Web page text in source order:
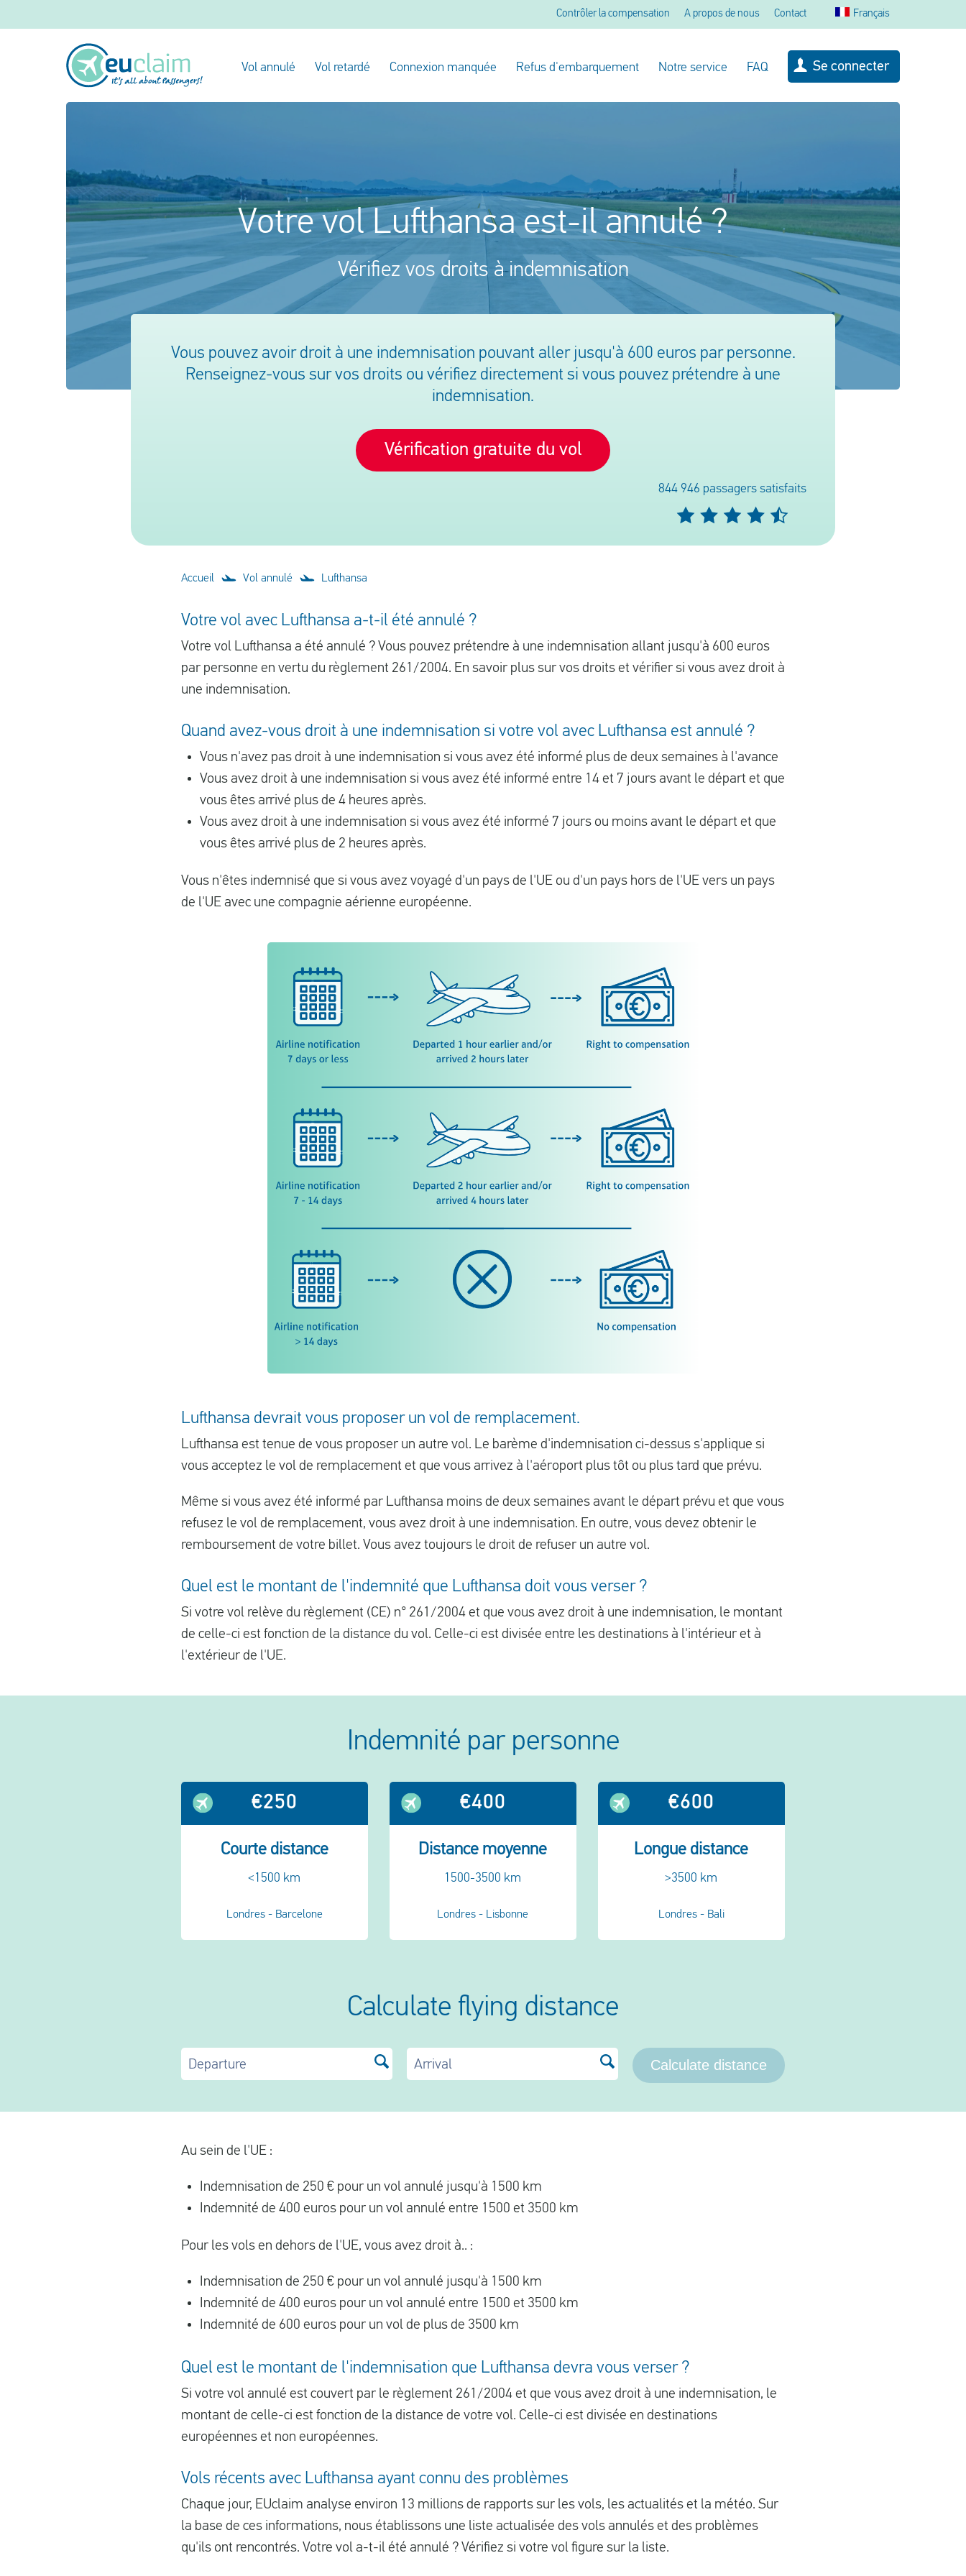
Contrôler la compensation A propos de nous Contact Français
Vol annulé Vol retardé Connexion manquée Refus d'embarquement Notre service FAQ Se connecter
Votre vol Lufthansa est-il annulé ?
Vérifiez vos droits à indemnisation
Vous pouvez avoir droit à une indemnisation pouvant aller jusqu'à 600 euros par personne.
Renseignez-vous sur vos droits ou vérifiez directement si vous pouvez prétendre à une
indemnisation.
Vérification gratuite du vol
844 946 passagers satisfaits
Accueil Vol annulé Lufthansa
Votre vol avec Lufthansa a-t-il été annulé ?
Votre vol Lufthansa a été annulé ? Vous pouvez prétendre à une indemnisation allant jusqu'à 600 euros
par personne en vertu du règlement 261/2004. En savoir plus sur vos droits et vérifier si vous avez droit à
une indemnisation.
Quand avez-vous droit à une indemnisation si votre vol avec Lufthansa est annulé ?
Vous n'avez pas droit à une indemnisation si vous avez été informé plus de deux semaines à l'avance
Vous avez droit à une indemnisation si vous avez été informé entre 14 et 7 jours avant le départ et que
vous êtes arrivé plus de 4 heures après.
Vous avez droit à une indemnisation si vous avez été informé 7 jours ou moins avant le départ et que
vous êtes arrivé plus de 2 heures après.
Vous n'êtes indemnisé que si vous avez voyagé d'un pays de l'UE ou d'un pays hors de l'UE vers un pays
de l'UE avec une compagnie aérienne européenne.
Lufthansa devrait vous proposer un vol de remplacement.
Lufthansa est tenue de vous proposer un autre vol. Le barème d'indemnisation ci-dessus s'applique si
vous acceptez le vol de remplacement et que vous arrivez à l'aéroport plus tôt ou plus tard que prévu.
Même si vous avez été informé par Lufthansa moins de deux semaines avant le départ prévu et que vous
refusez le vol de remplacement, vous avez droit à une indemnisation. En outre, vous devez obtenir le
remboursement de votre billet. Vous avez toujours le droit de refuser un autre vol.
Quel est le montant de l'indemnité que Lufthansa doit vous verser ?
Si votre vol relève du règlement (CE) n° 261/2004 et que vous avez droit à une indemnisation, le montant
de celle-ci est fonction de la distance du vol. Celle-ci est divisée entre les destinations à l'intérieur et à
l'extérieur de l'UE.
Indemnité par personne
€250
Courte distance
<1500 km
Londres - Barcelone
€400
Distance moyenne
1500-3500 km
Londres - Lisbonne
€600
Longue distance
>3500 km
Londres - Bali
Calculate flying distance
Departure Arrival Calculate distance
Au sein de l'UE :
Indemnisation de 250 € pour un vol annulé jusqu'à 1500 km
Indemnité de 400 euros pour un vol annulé entre 1500 et 3500 km
Pour les vols en dehors de l'UE, vous avez droit à.. :
Indemnisation de 250 € pour un vol annulé jusqu'à 1500 km
Indemnité de 400 euros pour un vol annulé entre 1500 et 3500 km
Indemnité de 600 euros pour un vol de plus de 3500 km
Quel est le montant de l'indemnisation que Lufthansa devra vous verser ?
Si votre vol annulé est couvert par le règlement 261/2004 et que vous avez droit à une indemnisation, le
montant de celle-ci est fonction de la distance de votre vol. Celle-ci est divisée en destinations
européennes et non européennes.
Vols récents avec Lufthansa ayant connu des problèmes
Chaque jour, EUclaim analyse environ 13 millions de rapports sur les vols, les actualités et la météo. Sur
la base de ces informations, nous établissons une liste actualisée des vols annulés et des problèmes
qu'ils ont rencontrés. Votre vol a-t-il été annulé ? Vérifiez si votre vol figure sur la liste.